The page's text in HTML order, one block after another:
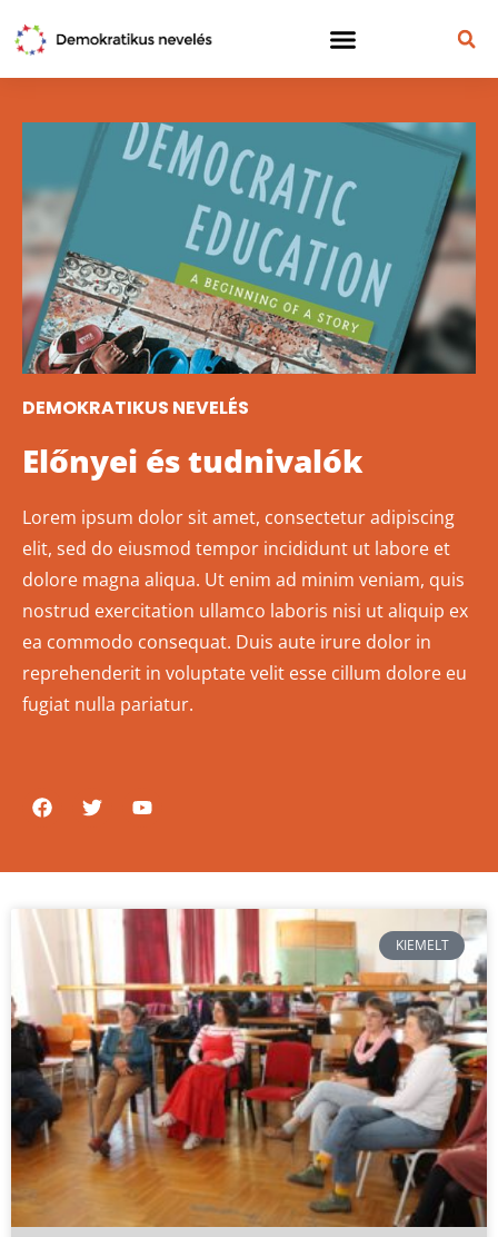
DEMOKRATIKUS NEVELÉS
Előnyei és tudnivalók
Lorem ipsum dolor sit amet, consectetur adipiscing
elit, sed do eiusmod tempor incididunt ut labore et
dolore magna aliqua. Ut enim ad minim veniam, quis
nostrud exercitation ullamco laboris nisi ut aliquip ex
ea commodo consequat. Duis aute irure dolor in
reprehenderit in voluptate velit esse cillum dolore eu
fugiat nulla pariatur.
KIEMELT